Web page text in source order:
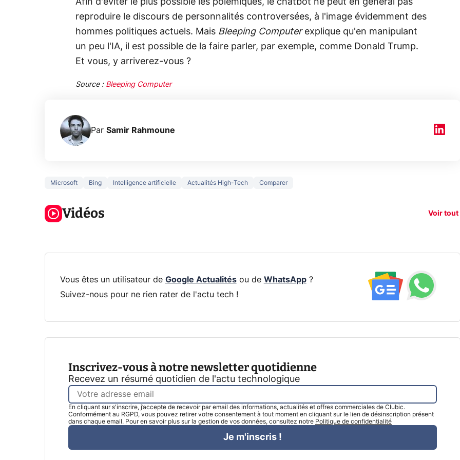
Afin d'éviter le plus possible les polémiques, le chatbot ne peut en général pas
reproduire le discours de personnalités controversées, à l'image évidemment des
hommes politiques actuels. Mais Bleeping Computerexplique qu'en manipulant
un peu l'IA, il est possible de la faire parler, par exemple, comme Donald Trump.
Et vous, y arriverez-vous ?
Source : Bleeping Computer
Par Samir Rahmoune
Microsoft Bing Intelligence artificielle Actualités High-Tech Comparer
Vidéos Voir tout
3 écrans en 1
Voici L'AOC
CQ32G4ZA !
5 générations
Ce que vous
Vous êtes un utilisateur de Google Actualitésou de WhatsApp?
Suivez-nous pour ne rien rater de l'actu tech !
Inscrivez-vous à notre newsletter quotidienne
Recevez un résumé quotidien de l'actu technologique
En cliquant sur s'inscrire, j’accepte de recevoir par email des informations, actualités et offres commerciales de Clubic.
Conformément au RGPD, vous pouvez retirer votre consentement à tout moment en cliquant sur le lien de désinscription présent
dans chaque email. Pour en savoir plus sur la gestion de vos données, consultez notre Politique de confidentialité
Je m'inscris !